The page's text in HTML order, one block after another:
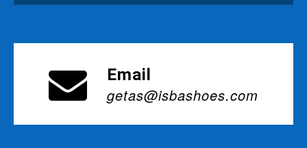
Email
getas@isbashoes.com